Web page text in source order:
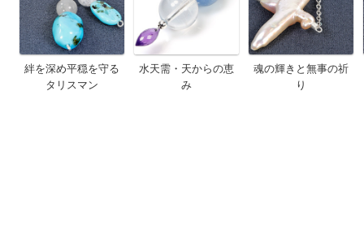
絆を深め平穏を守る
タリスマン
水天需・天からの恵
み
魂の輝きと無事の祈
り